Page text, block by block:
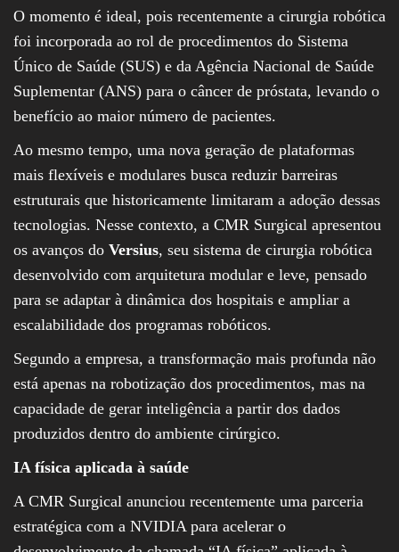
O momento é ideal, pois recentemente a cirurgia robótica
foi incorporada ao rol de procedimentos do Sistema
Único de Saúde (SUS) e da Agência Nacional de Saúde
Suplementar (ANS) para o câncer de próstata, levando o
benefício ao maior número de pacientes.
Ao mesmo tempo, uma nova geração de plataformas
mais flexíveis e modulares busca reduzir barreiras
estruturais que historicamente limitaram a adoção dessas
tecnologias. Nesse contexto, a CMR Surgical apresentou
os avanços do Versius, seu sistema de cirurgia robótica
desenvolvido com arquitetura modular e leve, pensado
para se adaptar à dinâmica dos hospitais e ampliar a
escalabilidade dos programas robóticos.
Segundo a empresa, a transformação mais profunda não
está apenas na robotização dos procedimentos, mas na
capacidade de gerar inteligência a partir dos dados
produzidos dentro do ambiente cirúrgico.
IA física aplicada à saúde
A CMR Surgical anunciou recentemente uma parceria
estratégica com a NVIDIA para acelerar o